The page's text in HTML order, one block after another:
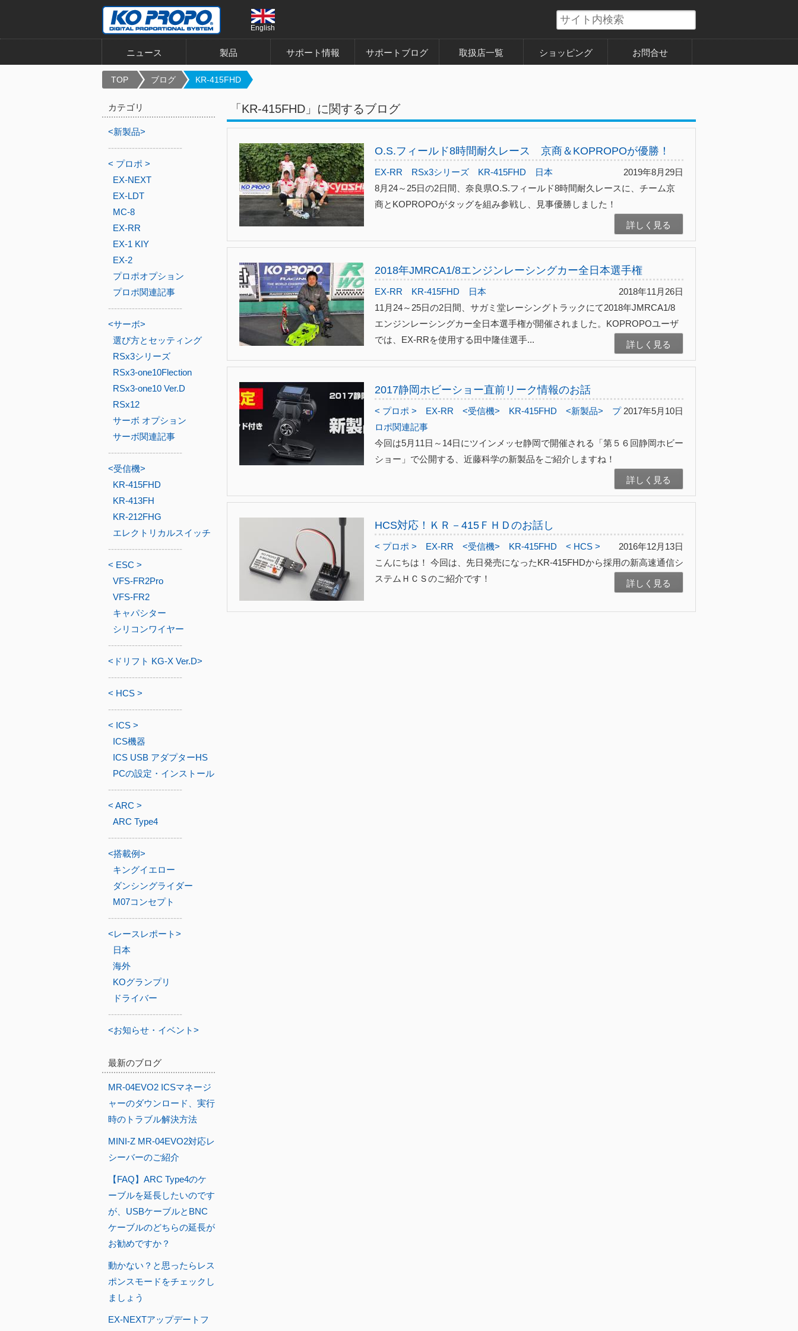
English
ニュース 製品 サポート情報 サポートブログ 取扱店一覧 ショッピング お問合せ
TOP ブログ KR-415FHD
「KR-415FHD」に関するブログ
O.S.フィールド8時間耐久レース 京商＆KOPROPOが優勝！
2019年8月29日
EX-RR RSx3シリーズ KR-415FHD
日本
8月24～25日の2日間、奈良県O.S.フィールド8時間耐久レースに、チーム京
商とKOPROPOがタッグを組み参戦し、見事優勝しました！
詳しく見る
2018年JMRCA1/8エンジンレーシングカー全日本選手権
2018年11月26日
EX-RR KR-415FHD
日本
11月24～25日の2日間、サガミ堂レーシングトラックにて2018年JMRCA1/8
エンジンレーシングカー全日本選手権が開催されました。KOPROPOユーザ
では、EX-RRを使用する田中隆佳選手...
詳しく見る
2017静岡ホビーショー直前リーク情報のお話
2017年5月10日
< プロポ > EX-RR <受信機> KR-415FHD <新製品>
プ
ロポ関連記事
今回は5月11日～14日にツインメッセ静岡で開催される「第５６回静岡ホビー
ショー」で公開する、近藤科学の新製品をご紹介しますね！
詳しく見る
HCS対応！ＫＲ－415ＦＨＤのお話し
2016年12月13日
< プロポ > EX-RR <受信機> KR-415FHD
< HCS >
こんにちは！ 今回は、先日発売になったKR-415FHDから採用の新高速通信シ
ステムＨＣＳのご紹介です！
詳しく見る
カテゴリ
<新製品>
-------------------------
< プロポ >
EX-NEXT
EX-LDT
MC-8
EX-RR
EX-1 KIY
EX-2
プロポオプション
プロポ関連記事
-------------------------
<サーボ>
選び方とセッティング
RSx3シリーズ
RSx3-one10Flection
RSx3-one10 Ver.D
RSx12
サーボ オプション
サーボ関連記事
-------------------------
<受信機>
KR-415FHD
KR-413FH
KR-212FHG
エレクトリカルスイッチ
-------------------------
< ESC >
VFS-FR2Pro
VFS-FR2
キャパシター
シリコンワイヤー
-------------------------
<ドリフト KG-X Ver.D>
-------------------------
< HCS >
-------------------------
< ICS >
ICS機器
ICS USB アダプターHS
PCの設定・インストール
-------------------------
< ARC >
ARC Type4
-------------------------
<搭載例>
キングイエロー
ダンシングライダー
M07コンセプト
-------------------------
<レースレポート>
日本
海外
KOグランプリ
ドライバー
-------------------------
<お知らせ・イベント>
最新のブログ
MR-04EVO2 ICSマネージ
ャーのダウンロード、実行
時のトラブル解決方法
MINI-Z MR-04EVO2対応レ
シーバーのご紹介
【FAQ】ARC Type4のケ
ーブルを延長したいのです
が、USBケーブルとBNC
ケーブルのどちらの延長が
お勧めですか？
動かない？と思ったらレス
ポンスモードをチェックし
ましょう
EX-NEXTアップデートフ